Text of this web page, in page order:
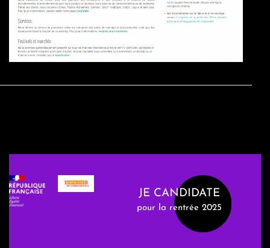
JE CANDIDATE
pour la rentrée 2025